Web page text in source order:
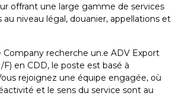
offrant une large gamme de services
au niveau légal, douanier, appellations et
Company recherche un.e ADV Export
en CDD, le poste est basé à
rejoignez une équipe engagée, où
et le sens du service sont au